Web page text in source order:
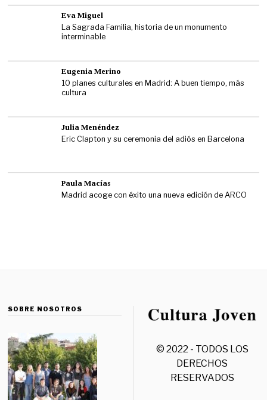
Eva Miguel
La Sagrada Familia, historia de un monumento
interminable
Eugenia Merino
10 planes culturales en Madrid: A buen tiempo, más
cultura
Julia Menéndez
Eric Clapton y su ceremonia del adiós en Barcelona
Paula Macías
Madrid acoge con éxito una nueva edición de ARCO
SOBRE NOSOTROS
© 2022 - TODOS LOS
DERECHOS
RESERVADOS